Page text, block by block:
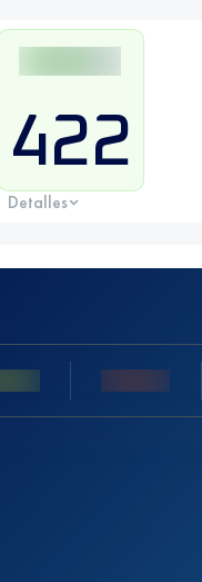
422
Detalles